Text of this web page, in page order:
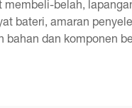
membeli-belah,
bateri, amaran
bahan dan komponen